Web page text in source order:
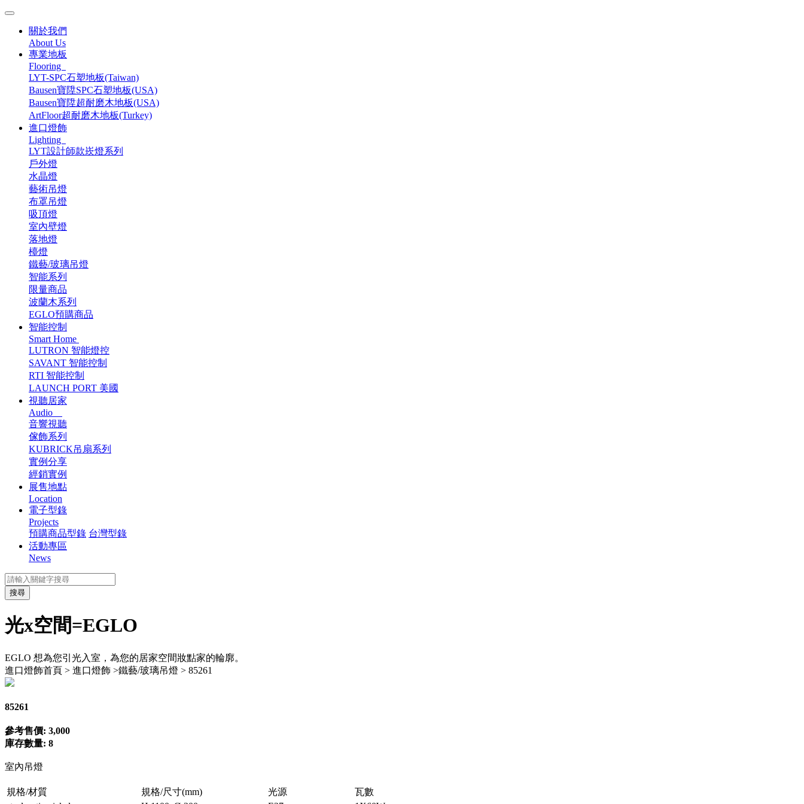
關於我們
About Us
專業地板
Flooring
LYT-SPC石塑地板(Taiwan)
Bausen寶陞SPC石塑地板(USA)
Bausen寶陞超耐磨木地板(USA)
ArtFloor超耐磨木地板(Turkey)
進口燈飾
Lighting
LYT設計師款崁燈系列
戶外燈
水晶燈
藝術吊燈
布罩吊燈
吸頂燈
室內壁燈
落地燈
檯燈
鐵藝/玻璃吊燈
智能系列
限量商品
波蘭木系列
EGLO預購商品
智能控制
Smart Home
LUTRON 智能燈控
SAVANT 智能控制
RTI 智能控制
LAUNCH PORT 美國
視聽居家
Audio
音響視聽
傢飾系列
KUBRICK吊扇系列
實例分享
經銷實例
展售地點
Location
電子型錄
Projects
預購商品型錄 台灣型錄
活動專區
News
搜尋
光x空間=EGLO
EGLO 想為您引光入室，為您的居家空間妝點家的輪廓。
進口燈飾首頁 > 進口燈飾 >鐵藝/玻璃吊燈 > 85261
85261
參考售價: 3,000
庫存數量: 8
室內吊燈
規格/材質 規格/尺寸(mm) 光源
瓦數